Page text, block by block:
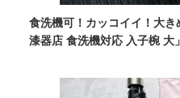
食洗機可！カッコイイ！大
漆器店 食洗機対応 入子椀 大